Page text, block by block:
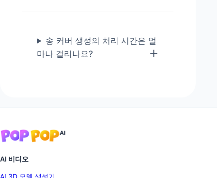
송 커버 생성의 처리 시간은 얼
마나 걸리나요?
AI 비디오
AI 3D 모델 생성기